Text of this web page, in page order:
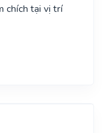
chích tại vị trí